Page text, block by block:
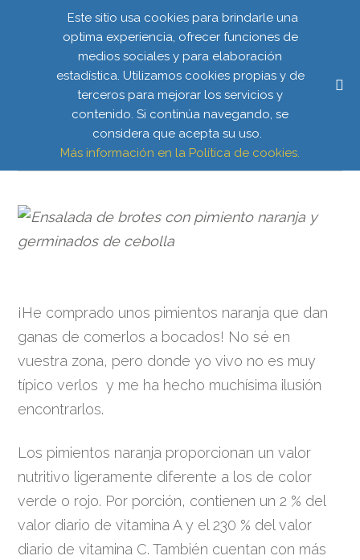
ENSALADA DE BROTES
CON PIMIENTO NARANJA Y
GERMINADOS DE CEBOLLA
¡He comprado unos pimientos naranja que dan
ganas de comerlos a bocados! No sé en
vuestra zona, pero donde yo vivo no es muy
típico verlos y me ha hecho muchísima ilusión
encontrarlos.
Los pimientos naranja proporcionan un valor
nutritivo ligeramente diferente a los de color
verde o rojo. Por porción, contienen un 2 % del
valor diario de vitamina A y el 230 % del valor
diario de vitamina C. También cuentan con más
Este sitio usa cookies para brindarle una
optima experiencia, ofrecer funciones de
medios sociales y para elaboración
estadística. Utilizamos cookies propias y de
terceros para mejorar los servicios y
contenido. Si continúa navegando, se
considera que acepta su uso.
Más información en la Política de cookies.